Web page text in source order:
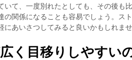
いて、一度別れたとしても、その後も
の関係になることも容易でしょう。ス
にあいさつしてみると良いかもしれませ
く目移りしやすい